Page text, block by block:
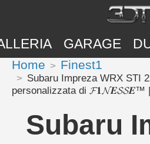
GARAGE
Home Finest1
Subaru Impreza WRX STI
personalizzata di 𝓕𝟏𝓝𝑬𝓢𝓢𝑬™ |
Subaru